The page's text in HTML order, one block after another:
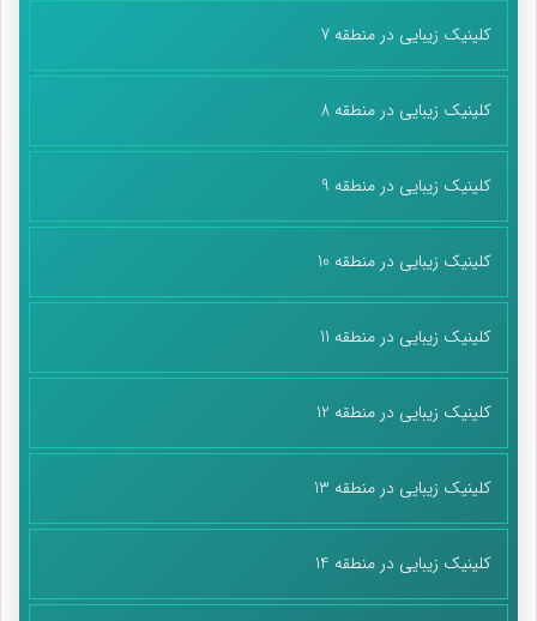
کلینیک زیبایی در منطقه 7
کلینیک زیبایی در منطقه 8
کلینیک زیبایی در منطقه 9
کلینیک زیبایی در منطقه 10
کلینیک زیبایی در منطقه 11
کلینیک زیبایی در منطقه 12
کلینیک زیبایی در منطقه 13
کلینیک زیبایی در منطقه 14